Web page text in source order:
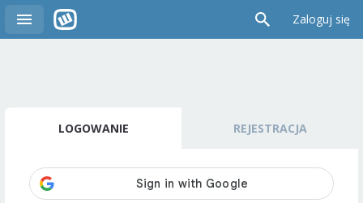
Zaloguj się
LOGOWANIE REJESTRACJA